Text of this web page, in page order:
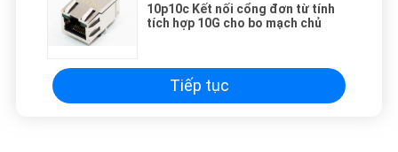
10p10c Kết nối cổng đơn từ tính
tích hợp 10G cho bo mạch chủ
Tiếp tục